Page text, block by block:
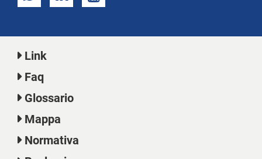
Link
Faq
Glossario
Mappa
Normativa